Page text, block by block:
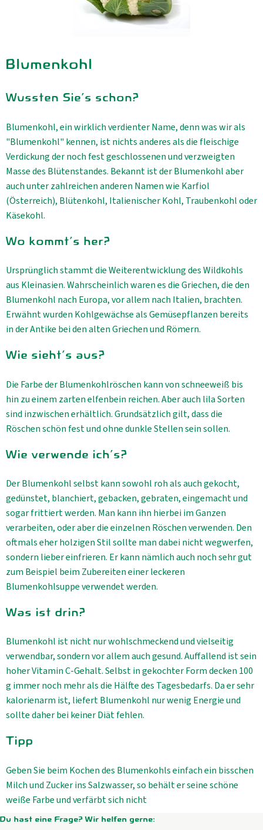
Blumenkohl
Wussten Sie's schon?
Blumenkohl, ein wirklich verdienter Name, denn was wir als
"Blumenkohl" kennen, ist nichts anderes als die fleischige
Verdickung der noch fest geschlossenen und verzweigten
Masse des Blütenstandes. Bekannt ist der Blumenkohl aber
auch unter zahlreichen anderen Namen wie Karfiol
(Österreich), Blütenkohl, Italienischer Kohl, Traubenkohl oder
Käsekohl.
Wo kommt's her?
Ursprünglich stammt die Weiterentwicklung des Wildkohls
aus Kleinasien. Wahrscheinlich waren es die Griechen, die den
Blumenkohl nach Europa, vor allem nach Italien, brachten.
Erwähnt wurden Kohlgewächse als Gemüsepflanzen bereits
in der Antike bei den alten Griechen und Römern.
Wie sieht's aus?
Die Farbe der Blumenkohlröschen kann von schneeweiß bis
hin zu einem zarten elfenbein reichen. Aber auch lila Sorten
sind inzwischen erhältlich. Grundsätzlich gilt, dass die
Röschen schön fest und ohne dunkle Stellen sein sollen.
Wie verwende ich's?
Der Blumenkohl selbst kann sowohl roh als auch gekocht,
gedünstet, blanchiert, gebacken, gebraten, eingemacht und
sogar frittiert werden. Man kann ihn hierbei im Ganzen
verarbeiten, oder aber die einzelnen Röschen verwenden. Den
oftmals eher holzigen Stil sollte man dabei nicht wegwerfen,
sondern lieber einfrieren. Er kann nämlich auch noch sehr gut
zum Beispiel beim Zubereiten einer leckeren
Blumenkohlsuppe verwendet werden.
Was ist drin?
Blumenkohl ist nicht nur wohlschmeckend und vielseitig
verwendbar, sondern vor allem auch gesund. Auffallend ist sein
hoher Vitamin C-Gehalt. Selbst in gekochter Form decken 100
g immer noch mehr als die Hälfte des Tagesbedarfs. Da er sehr
kalorienarm ist, liefert Blumenkohl nur wenig Energie und
sollte daher bei keiner Diät fehlen.
Tipp
Geben Sie beim Kochen des Blumenkohls einfach ein bisschen
Milch und Zucker ins Salzwasser, so behält er seine schöne
weiße Farbe und verfärbt sich nicht
Du hast eine Frage? Wir helfen gerne: